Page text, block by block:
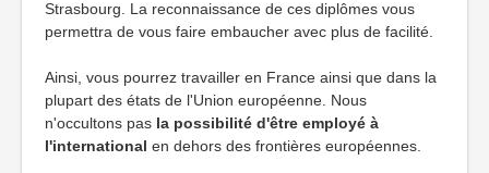
Strasbourg. La reconnaissance de ces diplômes vous
permettra de vous faire embaucher avec plus de facilité.
Ainsi, vous pourrez travailler en France ainsi que dans la
plupart des états de l'Union européenne. Nous
n'occultons pas la possibilité d'être employé à
l'international en dehors des frontières européennes.